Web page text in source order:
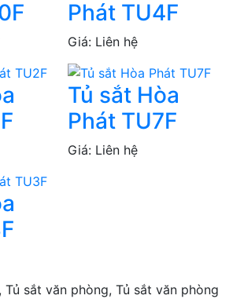
Phát TU4F
Giá: Liên hệ
Tủ sắt Hòa
Phát TU7F
Giá: Liên hệ
Tủ sắt văn phòng, Tủ sắt văn phòng